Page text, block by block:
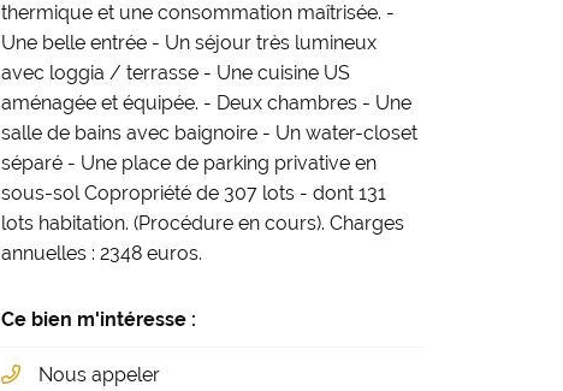
thermique et une consommation maîtrisée. -
Une belle entrée - Un séjour très lumineux
avec loggia / terrasse - Une cuisine US
aménagée et équipée. - Deux chambres - Une
salle de bains avec baignoire - Un water-closet
séparé - Une place de parking privative en
sous-sol Copropriété de 307 lots - dont 131
lots habitation. (Procédure en cours). Charges
annuelles : 2348 euros.
Ce bien m'intéresse :
Nous appeler